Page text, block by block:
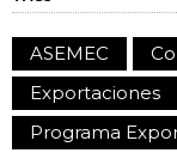
ASEMEC
Exportaciones
Programa